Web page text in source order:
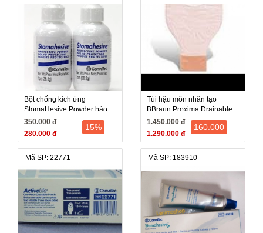
Bột chống kích ứng
StomaHesive Powder bảo
vệ da quanh hậu môn nhân
tạo (ConvaTec)
350.000 đ
280.000 đ
15%
Túi hậu môn nhân tạo
BBraun Proxima Drainable
55410A (55410 A) - Pháp,
hộp 30 cái
1.450.000 đ
1.290.000 đ
160.000
Mã SP: 22771 Mã SP: 183910